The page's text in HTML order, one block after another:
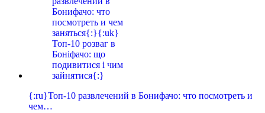
{:ru}Топ-10 развлечений в Бонифачо: что посмотреть и
чем…